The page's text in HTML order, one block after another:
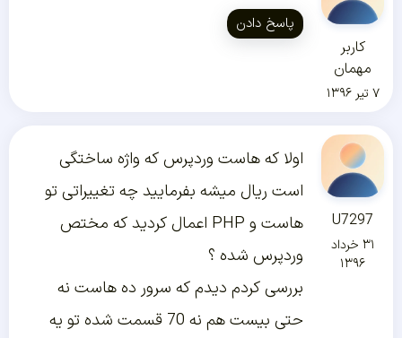
کاربر
مهمان
۷ تیر ۱۳۹۶
پاسخ دادن
U7297
۳۱ خرداد
۱۳۹۶
اولا که هاست وردپرس که واژه ساختگی
است ريال میشه بفرمایید چه تغییراتی تو
هاست و PHP اعمال کردید که مختص
وردپرس شده ؟
بررسی کردم دیدم که سرور ده هاست نه
حتی بیست هم نه 70 قسمت شده تو یه